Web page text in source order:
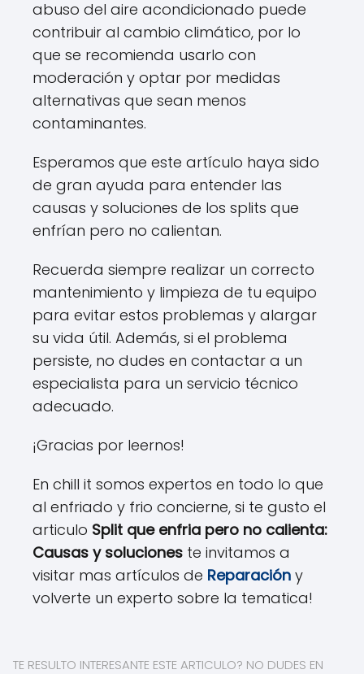
abuso del aire acondicionado puede
contribuir al cambio climático, por lo
que se recomienda usarlo con
moderación y optar por medidas
alternativas que sean menos
contaminantes.
Esperamos que este artículo haya sido
de gran ayuda para entender las
causas y soluciones de los splits que
enfrían pero no calientan.
Recuerda siempre realizar un correcto
mantenimiento y limpieza de tu equipo
para evitar estos problemas y alargar
su vida útil. Además, si el problema
persiste, no dudes en contactar a un
especialista para un servicio técnico
adecuado.
¡Gracias por leernos!
En chill it somos expertos en todo lo que
al enfriado y frio concierne, si te gusto el
articulo Split que enfria pero no calienta:
Causas y soluciones te invitamos a
visitar mas artículos de Reparación y
volverte un experto sobre la tematica!
TE RESULTO INTERESANTE ESTE ARTICULO? NO DUDES EN